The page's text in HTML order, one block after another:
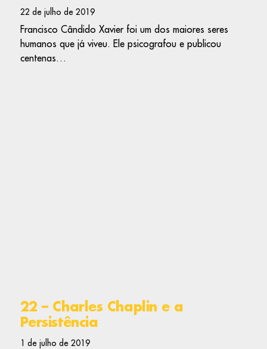
22 de julho de 2019
Francisco Cândido Xavier foi um dos maiores seres
humanos que já viveu. Ele psicografou e publicou
centenas…
22 – Charles Chaplin e a
Persistência
1 de julho de 2019